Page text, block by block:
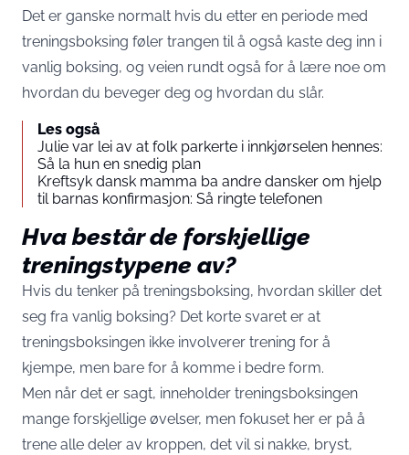
Det er ganske normalt hvis du etter en periode med
treningsboksing føler trangen til å også kaste deg inn i
vanlig boksing, og veien rundt også for å lære noe om
hvordan du beveger deg og hvordan du slår.
Les også
Julie var lei av at folk parkerte i innkjørselen hennes:
Så la hun en snedig plan
Kreftsyk dansk mamma ba andre dansker om hjelp
til barnas konfirmasjon: Så ringte telefonen
Hva består de forskjellige
treningstypene av?
Hvis du tenker på treningsboksing, hvordan skiller det
seg fra vanlig boksing? Det korte svaret er at
treningsboksingen ikke involverer trening for å
kjempe, men bare for å komme i bedre form.
Men når det er sagt, inneholder treningsboksingen
mange forskjellige øvelser, men fokuset her er på å
trene alle deler av kroppen, det vil si nakke, bryst,